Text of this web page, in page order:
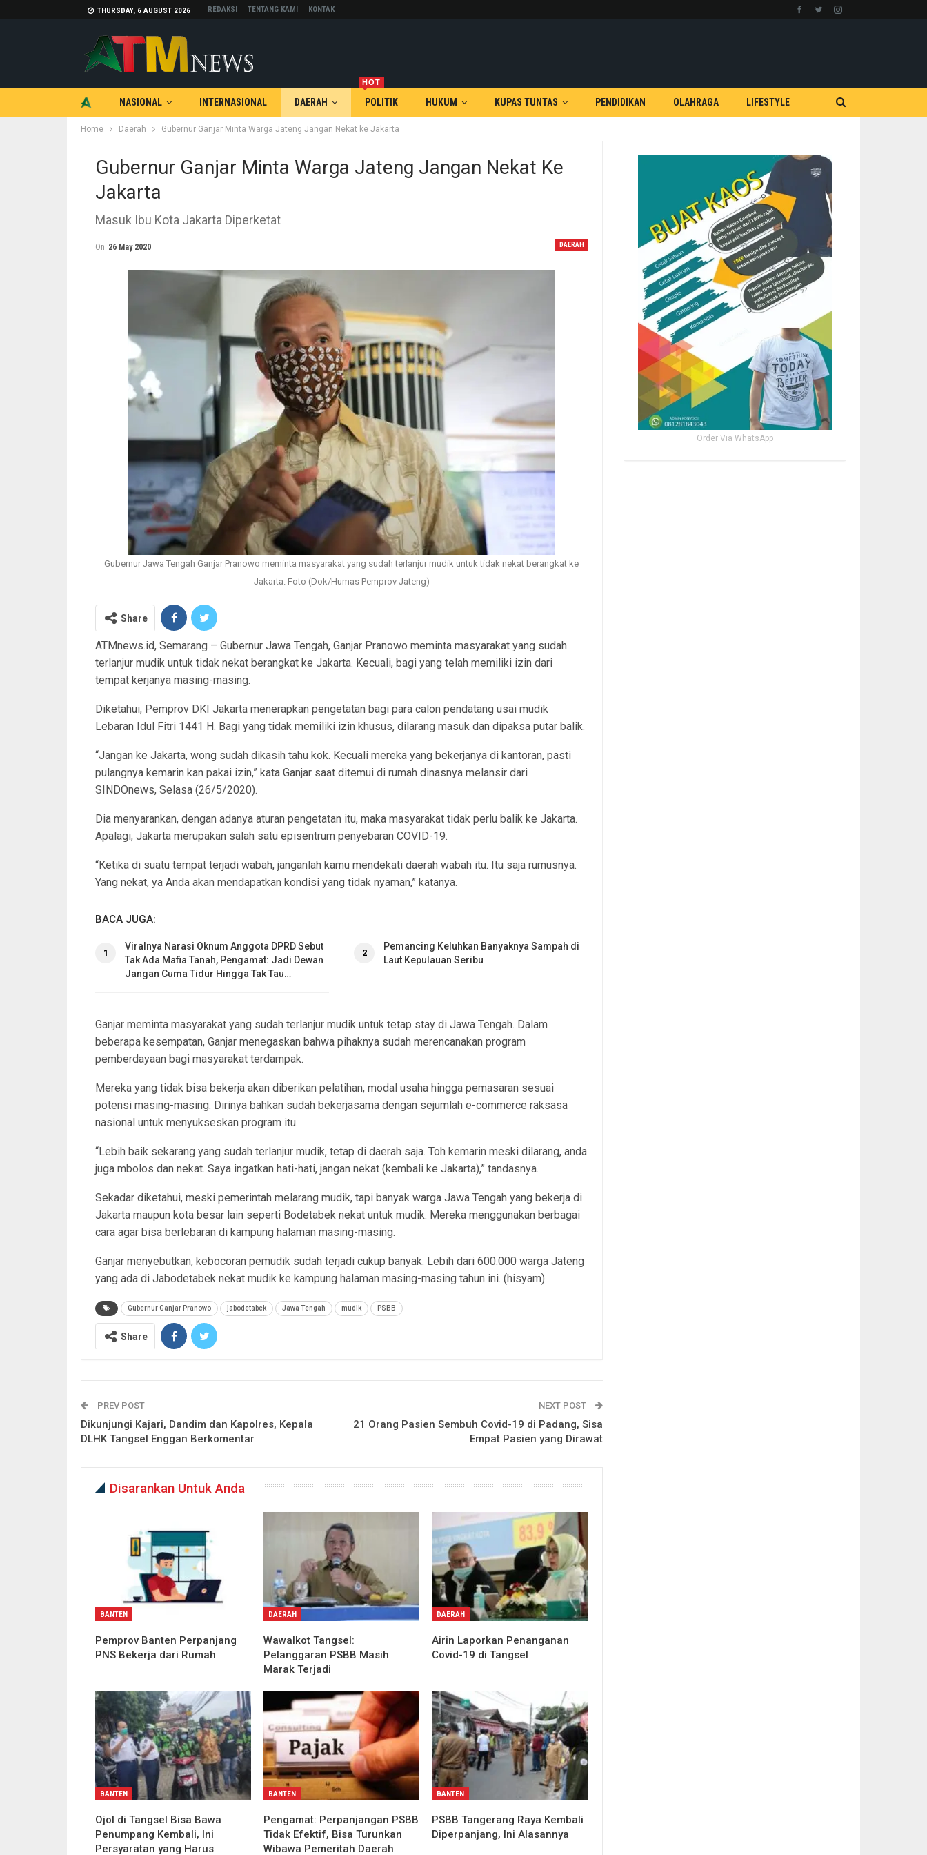
THURSDAY, 6 AUGUST 2026 REDAKSI TENTANG KAMI KONTAK
NASIONAL INTERNASIONAL DAERAH POLITIK
HOT
HUKUM KUPAS TUNTAS PENDIDIKAN OLAHRAGA LIFESTYLE
TEKNOLOGI OTOMOTIF
Home Daerah Gubernur Ganjar Minta Warga Jateng Jangan Nekat ke Jakarta
Gubernur Ganjar Minta Warga Jateng Jangan Nekat Ke
Jakarta
Masuk Ibu Kota Jakarta Diperketat
DAERAH
On 26 May 2020
Gubernur Jawa Tengah Ganjar Pranowo meminta masyarakat yang sudah terlanjur mudik untuk tidak nekat berangkat ke
Jakarta. Foto (Dok/Humas Pemprov Jateng)
Share
ATMnews.id, Semarang – Gubernur Jawa Tengah, Ganjar Pranowo meminta masyarakat yang sudah
terlanjur mudik untuk tidak nekat berangkat ke Jakarta. Kecuali, bagi yang telah memiliki izin dari
tempat kerjanya masing-masing.
Diketahui, Pemprov DKI Jakarta menerapkan pengetatan bagi para calon pendatang usai mudik
Lebaran Idul Fitri 1441 H. Bagi yang tidak memiliki izin khusus, dilarang masuk dan dipaksa putar balik.
“Jangan ke Jakarta, wong sudah dikasih tahu kok. Kecuali mereka yang bekerjanya di kantoran, pasti
pulangnya kemarin kan pakai izin,” kata Ganjar saat ditemui di rumah dinasnya melansir dari
SINDOnews, Selasa (26/5/2020).
Dia menyarankan, dengan adanya aturan pengetatan itu, maka masyarakat tidak perlu balik ke Jakarta.
Apalagi, Jakarta merupakan salah satu episentrum penyebaran COVID-19.
“Ketika di suatu tempat terjadi wabah, janganlah kamu mendekati daerah wabah itu. Itu saja rumusnya.
Yang nekat, ya Anda akan mendapatkan kondisi yang tidak nyaman,” katanya.
BACA JUGA:
1
Viralnya Narasi Oknum Anggota DPRD Sebut
Tak Ada Mafia Tanah, Pengamat: Jadi Dewan
Jangan Cuma Tidur Hingga Tak Tau…
2
Pemancing Keluhkan Banyaknya Sampah di
Laut Kepulauan Seribu
Ganjar meminta masyarakat yang sudah terlanjur mudik untuk tetap stay di Jawa Tengah. Dalam
beberapa kesempatan, Ganjar menegaskan bahwa pihaknya sudah merencanakan program
pemberdayaan bagi masyarakat terdampak.
Mereka yang tidak bisa bekerja akan diberikan pelatihan, modal usaha hingga pemasaran sesuai
potensi masing-masing. Dirinya bahkan sudah bekerjasama dengan sejumlah e-commerce raksasa
nasional untuk menyukseskan program itu.
“Lebih baik sekarang yang sudah terlanjur mudik, tetap di daerah saja. Toh kemarin meski dilarang, anda
juga mbolos dan nekat. Saya ingatkan hati-hati, jangan nekat (kembali ke Jakarta),” tandasnya.
Sekadar diketahui, meski pemerintah melarang mudik, tapi banyak warga Jawa Tengah yang bekerja di
Jakarta maupun kota besar lain seperti Bodetabek nekat untuk mudik. Mereka menggunakan berbagai
cara agar bisa berlebaran di kampung halaman masing-masing.
Ganjar menyebutkan, kebocoran pemudik sudah terjadi cukup banyak. Lebih dari 600.000 warga Jateng
yang ada di Jabodetabek nekat mudik ke kampung halaman masing-masing tahun ini. (hisyam)
Gubernur Ganjar Pranowo jabodetabek Jawa Tengah mudik PSBB
Share
PREV POST
Dikunjungi Kajari, Dandim dan Kapolres, Kepala
DLHK Tangsel Enggan Berkomentar
NEXT POST
21 Orang Pasien Sembuh Covid-19 di Padang, Sisa
Empat Pasien yang Dirawat
Disarankan Untuk Anda
BANTEN
Pemprov Banten Perpanjang
PNS Bekerja dari Rumah
DAERAH
Wawalkot Tangsel:
Pelanggaran PSBB Masih
Marak Terjadi
DAERAH
Airin Laporkan Penanganan
Covid-19 di Tangsel
BANTEN
Ojol di Tangsel Bisa Bawa
Penumpang Kembali, Ini
Persyaratan yang Harus
BANTEN
Pengamat: Perpanjangan PSBB
Tidak Efektif, Bisa Turunkan
Wibawa Pemeritah Daerah
BANTEN
PSBB Tangerang Raya Kembali
Diperpanjang, Ini Alasannya
Order Via WhatsApp